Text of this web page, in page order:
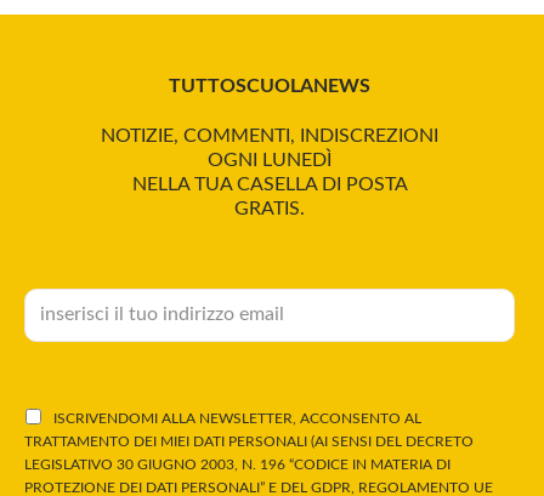
TUTTOSCUOLANEWS
NOTIZIE, COMMENTI, INDISCREZIONI
OGNI LUNEDÌ
NELLA TUA CASELLA DI POSTA
GRATIS.
ISCRIVENDOMI ALLA NEWSLETTER, ACCONSENTO AL
TRATTAMENTO DEI MIEI DATI PERSONALI (AI SENSI DEL DECRETO
LEGISLATIVO 30 GIUGNO 2003, N. 196 “CODICE IN MATERIA DI
PROTEZIONE DEI DATI PERSONALI” E DEL GDPR, REGOLAMENTO UE